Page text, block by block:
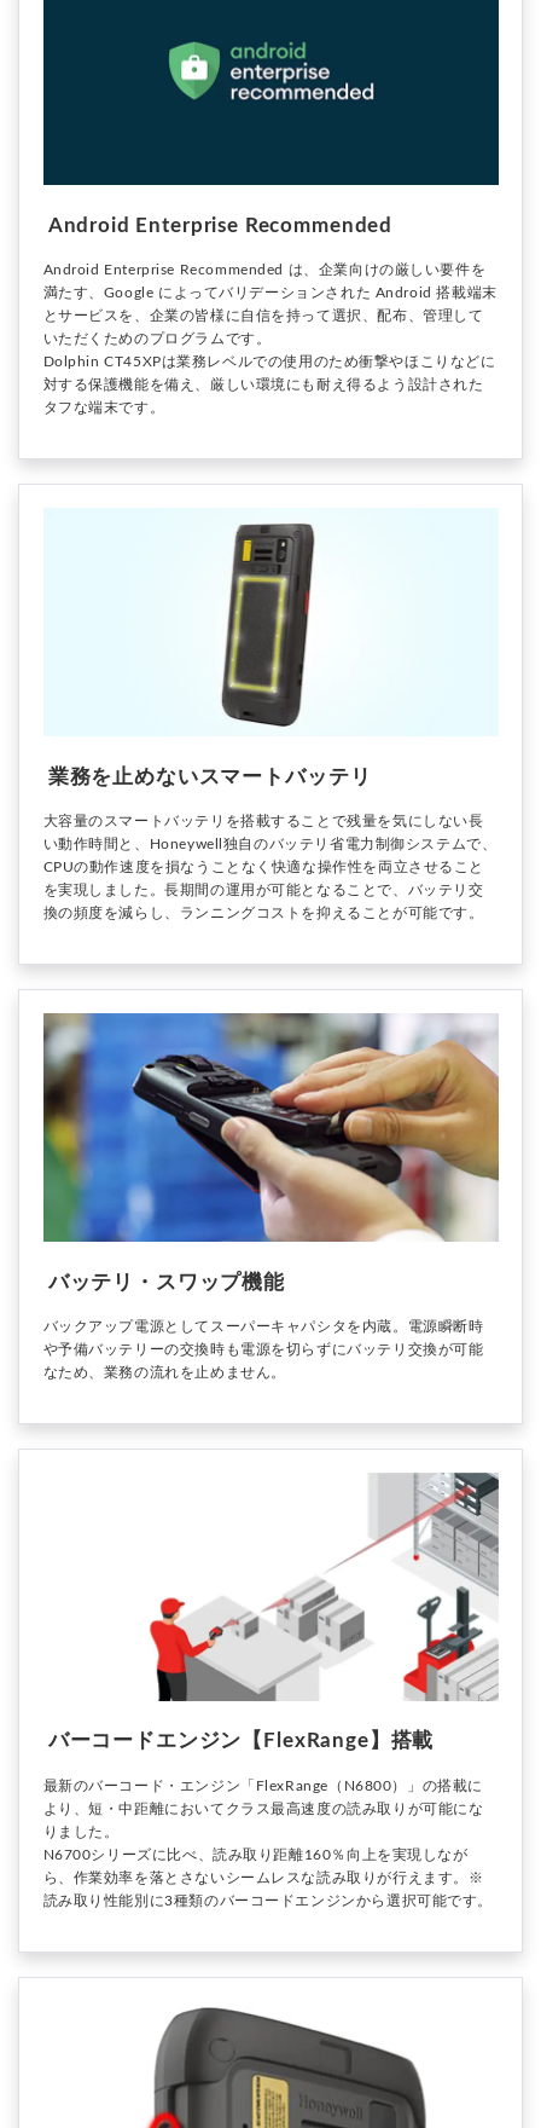
Android Enterprise Recommended
Android Enterprise Recommended は、企業向けの厳しい要件を
満たす、Google によってバリデーションされた Android 搭載端末
とサービスを、企業の皆様に自信を持って選択、配布、管理して
いただくためのプログラムです。
Dolphin CT45XPは業務レベルでの使用のため衝撃やほこりなどに
対する保護機能を備え、厳しい環境にも耐え得るよう設計された
タフな端末です。
業務を止めないスマートバッテリ
大容量のスマートバッテリを搭載することで残量を気にしない長
い動作時間と、Honeywell独自のバッテリ省電力制御システムで、
CPUの動作速度を損なうことなく快適な操作性を両立させること
を実現しました。長期間の運用が可能となることで、バッテリ交
換の頻度を減らし、ランニングコストを抑えることが可能です。
バッテリ・スワップ機能
バックアップ電源としてスーパーキャパシタを内蔵。電源瞬断時
や予備バッテリーの交換時も電源を切らずにバッテリ交換が可能
なため、業務の流れを止めません。
バーコードエンジン【FlexRange】搭載
最新のバーコード・エンジン「FlexRange（N6800）」の搭載に
より、短・中距離においてクラス最高速度の読み取りが可能にな
りました。
N6700シリーズに比べ、読み取り距離160％向上を実現しなが
ら、作業効率を落とさないシームレスな読み取りが行えます。※
読み取り性能別に3種類のバーコードエンジンから選択可能です。